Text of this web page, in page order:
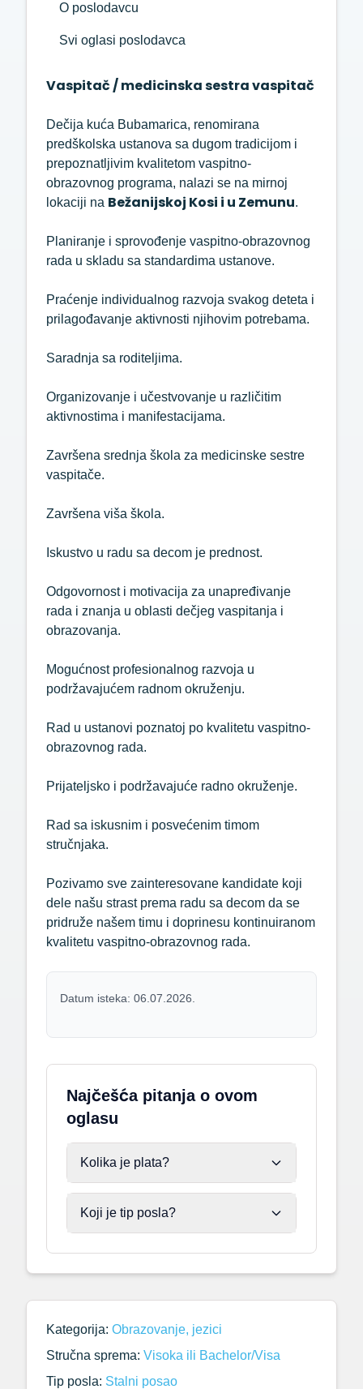
O poslodavcu
Svi oglasi poslodavca
Vaspitač / medicinska sestra vaspitač
Dečija kuća Bubamarica, renomirana
predškolska ustanova sa dugom tradicijom i
prepoznatljivim kvalitetom vaspitno-
obrazovnog programa, nalazi se na mirnoj
lokaciji na Bežanijskoj Kosi i u Zemunu.
Planiranje i sprovođenje vaspitno-obrazovnog
rada u skladu sa standardima ustanove.
Praćenje individualnog razvoja svakog deteta i
prilagođavanje aktivnosti njihovim potrebama.
Saradnja sa roditeljima.
Organizovanje i učestvovanje u različitim
aktivnostima i manifestacijama.
Završena srednja škola za medicinske sestre
vaspitače.
Završena viša škola.
Iskustvo u radu sa decom je prednost.
Odgovornost i motivacija za unapređivanje
rada i znanja u oblasti dečjeg vaspitanja i
obrazovanja.
Mogućnost profesionalnog razvoja u
podržavajućem radnom okruženju.
Rad u ustanovi poznatoj po kvalitetu vaspitno-
obrazovnog rada.
Prijateljsko i podržavajuće radno okruženje.
Rad sa iskusnim i posvećenim timom
stručnjaka.
Pozivamo sve zainteresovane kandidate koji
dele našu strast prema radu sa decom da se
pridruže našem timu i doprinesu kontinuiranom
kvalitetu vaspitno-obrazovnog rada.
Datum isteka: 06.07.2026.
Najčešća pitanja o ovom
oglasu
Kolika je plata?
Koji je tip posla?
Kategorija: Obrazovanje, jezici
Stručna sprema: Visoka ili Bachelor/Visa
Tip posla: Stalni posao